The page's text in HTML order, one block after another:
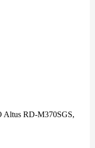
Altus RD-M370SGS,